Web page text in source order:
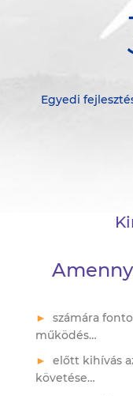
Egyedi
számára
működés…
előtt kihívás
követése…